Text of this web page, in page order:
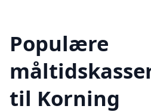
Populære
til Korning